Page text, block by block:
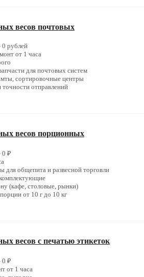
весов почтовых
рублей
от 1 часа
для почтовых систем
сортировочные центры
точности отправлений
весов порционных
0 ₽
для общепита и развесной торговли
(кафе, столовые, рынки)
от 10 г до 10 кг
весов с печатью этикеток
0 ₽
от 1 часа